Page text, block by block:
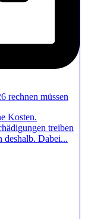
rechnen müssen
Kosten.
treiben
deshalb. Dabei...